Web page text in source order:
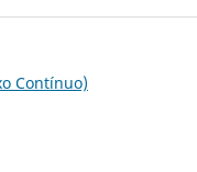
Contínuo)